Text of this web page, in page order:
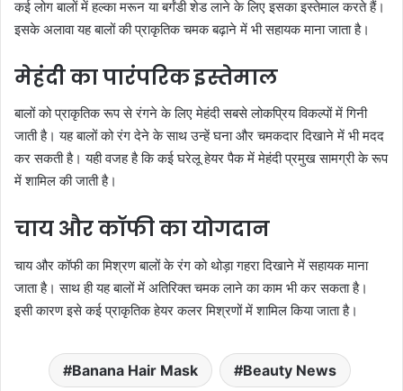
कई लोग बालों में हल्का मरून या बर्गंडी शेड लाने के लिए इसका इस्तेमाल करते हैं।
इसके अलावा यह बालों की प्राकृतिक चमक बढ़ाने में भी सहायक माना जाता है।
मेहंदी का पारंपरिक इस्तेमाल
बालों को प्राकृतिक रूप से रंगने के लिए मेहंदी सबसे लोकप्रिय विकल्पों में गिनी
जाती है। यह बालों को रंग देने के साथ उन्हें घना और चमकदार दिखाने में भी मदद
कर सकती है। यही वजह है कि कई घरेलू हेयर पैक में मेहंदी प्रमुख सामग्री के रूप
में शामिल की जाती है।
चाय और कॉफी का योगदान
चाय और कॉफी का मिश्रण बालों के रंग को थोड़ा गहरा दिखाने में सहायक माना
जाता है। साथ ही यह बालों में अतिरिक्त चमक लाने का काम भी कर सकता है।
इसी कारण इसे कई प्राकृतिक हेयर कलर मिश्रणों में शामिल किया जाता है।
Banana Hair Mask Beauty News